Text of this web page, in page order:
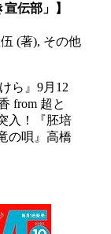
伝部」】
(著), その他
ら』9月12
from 超と
入！『胚培
の唄』高橋